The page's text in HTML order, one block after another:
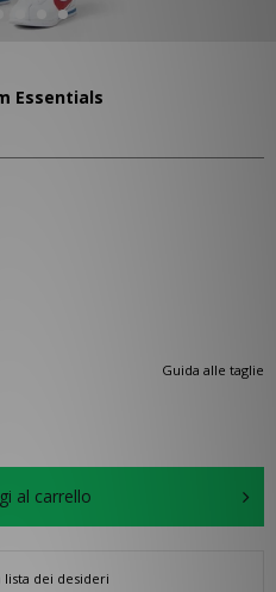
Essentials
Guida alle taglie
al carrello
lista dei desideri